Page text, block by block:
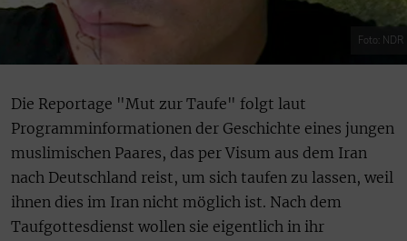
Foto: NDR
Die Reportage "Mut zur Taufe" folgt laut
Programminformationen der Geschichte eines jungen
muslimischen Paares, das per Visum aus dem Iran
nach Deutschland reist, um sich taufen zu lassen, weil
ihnen dies im Iran nicht möglich ist. Nach dem
Taufgottesdienst wollen sie eigentlich in ihr